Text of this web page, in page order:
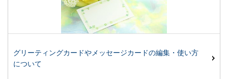
グリーティングカードやメッセージカードの編集・使い方
について